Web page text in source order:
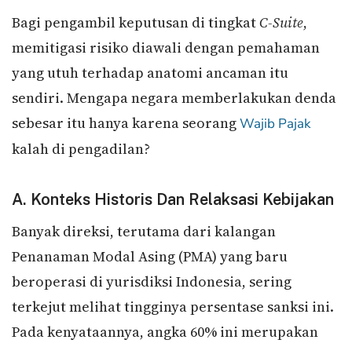
Bagi pengambil keputusan di tingkatC-Suite,
memitigasi risiko diawali dengan pemahaman
yang utuh terhadap anatomi ancaman itu
sendiri. Mengapa negara memberlakukan denda
sebesar itu hanya karena seorangWajib Pajak
kalah di pengadilan?
A. Konteks Historis Dan Relaksasi Kebijakan
Banyak direksi, terutama dari kalangan
Penanaman Modal Asing (PMA) yang baru
beroperasi di yurisdiksi Indonesia, sering
terkejut melihat tingginya persentase sanksi ini.
Pada kenyataannya, angka 60% ini merupakan